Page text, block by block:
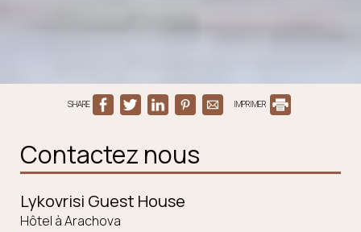
SHARE IMPRIMER
Contactez nous
Lykovrisi Guest House
Hôtel à Arachova